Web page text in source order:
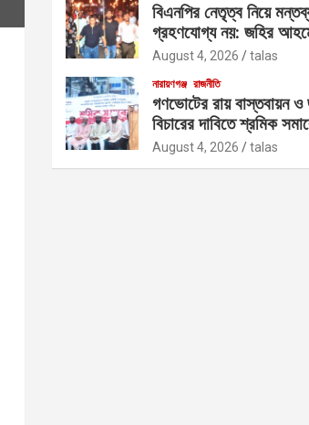
বিএনপির নেতৃত্ব নিয়ে
গ্রহণযোগ্য নয়: জহির
August 4, 2026 talas
নারায়ণগঞ্জ রাজনীতি
গণভোটের রায় বাস্তবায়ন
বিচারের দাবিতে শ্রমিক
August 4, 2026 talas